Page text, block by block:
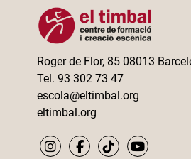
Roger de Flor, 85 08013
Tel. 93 302 73 47
escola@eltimbal.org
eltimbal.org